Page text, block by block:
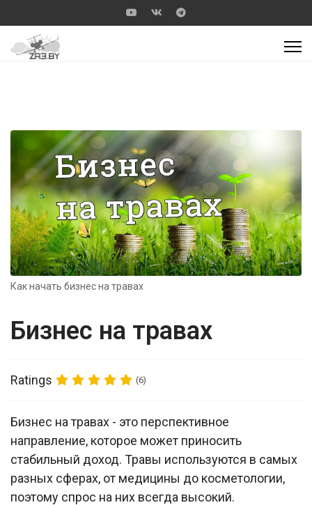
Как начать бизнес на травах
Бизнес на травах
Ratings (6)
Бизнес на травах - это перспективное
направление, которое может приносить
стабильный доход. Травы используются в самых
разных сферах, от медицины до косметологии,
поэтому спрос на них всегда высокий.